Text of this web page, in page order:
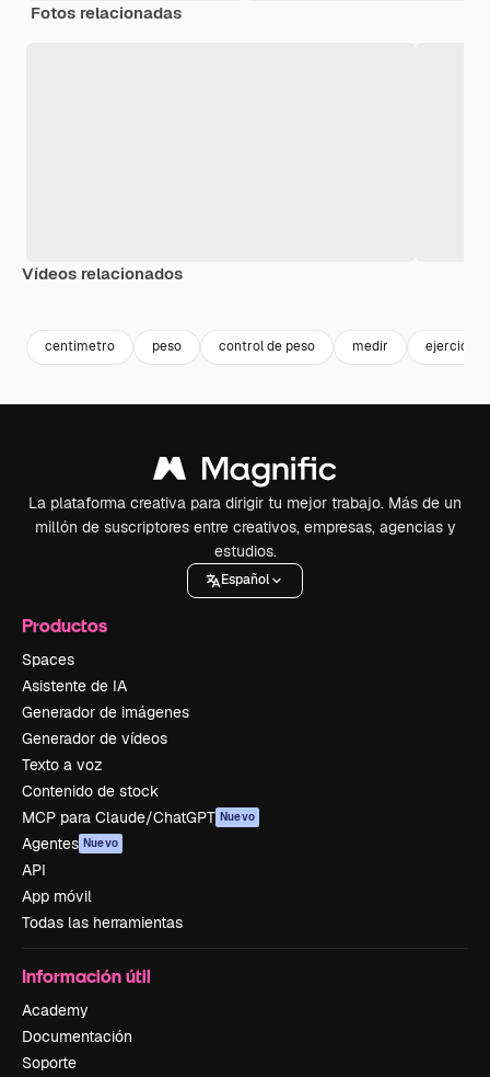
Fotos relacionadas
Vídeos relacionados
centimetro peso control de peso medir ejercicio
La plataforma creativa para dirigir tu mejor trabajo. Más de un
millón de suscriptores entre creativos, empresas, agencias y
estudios.
Español
Productos
Spaces
Asistente de IA
Generador de imágenes
Generador de vídeos
Texto a voz
Contenido de stock
MCP para Claude/ChatGPT Nuevo
Agentes Nuevo
API
App móvil
Todas las herramientas
Información útil
Academy
Documentación
Soporte